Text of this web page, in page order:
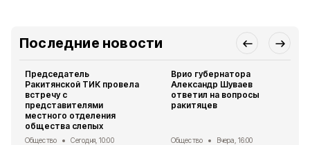
Последние новости
Председатель
Ракитянской ТИК провела
встречу с
представителями
местного отделения
общества слепых
Общество Сегодня, 10:00
Врио губернатора
Александр Шуваев
ответил на вопросы
ракитяцев
Общество Вчера, 16:00